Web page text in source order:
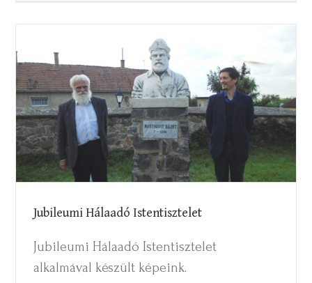
Jubileumi Hálaadó Istentisztelet
Jubileumi Hálaadó Istentisztelet
Jubileumi Hálaadó Istentisztelet
alkalmával készült képeink.